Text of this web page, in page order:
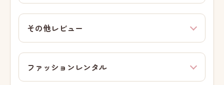
その他レビュー
ファッションレンタル